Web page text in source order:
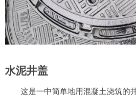
水泥井盖
这是一中简单地用混凝土浇筑的